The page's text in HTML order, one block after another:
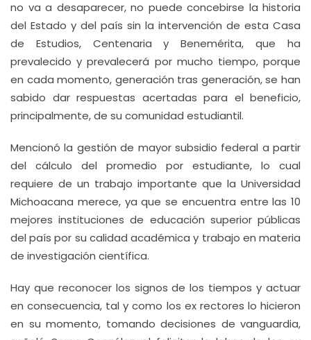
no va a desaparecer, no puede concebirse la historia
del Estado y del país sin la intervención de esta Casa
de Estudios, Centenaria y Benemérita, que ha
prevalecido y prevalecerá por mucho tiempo, porque
en cada momento, generación tras generación, se han
sabido dar respuestas acertadas para el beneficio,
principalmente, de su comunidad estudiantil.
Mencionó la gestión de mayor subsidio federal a partir
del cálculo del promedio por estudiante, lo cual
requiere de un trabajo importante que la Universidad
Michoacana merece, ya que se encuentra entre las 10
mejores instituciones de educación superior públicas
del país por su calidad académica y trabajo en materia
de investigación científica.
Hay que reconocer los signos de los tiempos y actuar
en consecuencia, tal y como los ex rectores lo hicieron
en su momento, tomando decisiones de vanguardia,